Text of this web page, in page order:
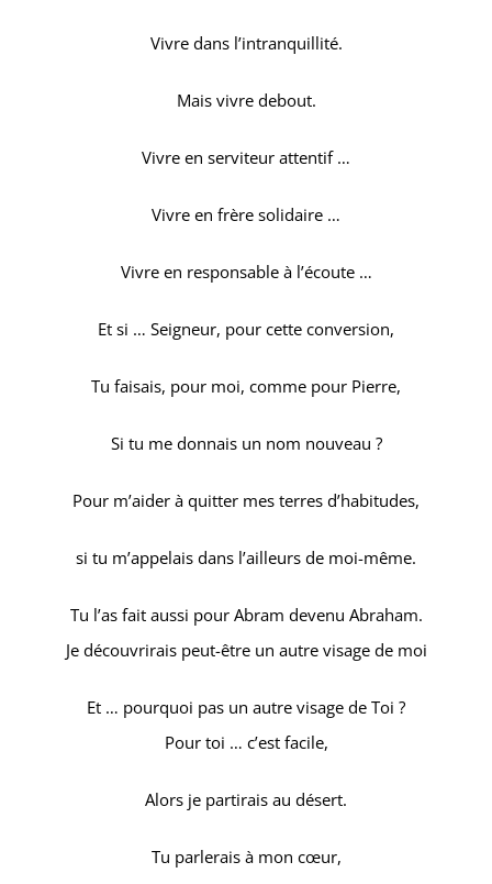
Vivre dans l’intranquillité.
Mais vivre debout.
Vivre en serviteur attentif …
Vivre en frère solidaire …
Vivre en responsable à l’écoute …
Et si … Seigneur, pour cette conversion,
Tu faisais, pour moi, comme pour Pierre,
Si tu me donnais un nom nouveau ?
Pour m’aider à quitter mes terres d’habitudes,
si tu m’appelais dans l’ailleurs de moi-même.
Tu l’as fait aussi pour Abram devenu Abraham.
Je découvrirais peut-être un autre visage de moi
Et … pourquoi pas un autre visage de Toi ?
Pour toi … c’est facile,
Alors je partirais au désert.
Tu parlerais à mon cœur,